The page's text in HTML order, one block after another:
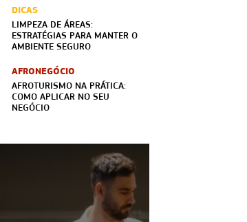
DICAS
LIMPEZA DE ÁREAS:
ESTRATÉGIAS PARA MANTER O
AMBIENTE SEGURO
AFRONEGÓCIO
AFROTURISMO NA PRÁTICA:
COMO APLICAR NO SEU
NEGÓCIO